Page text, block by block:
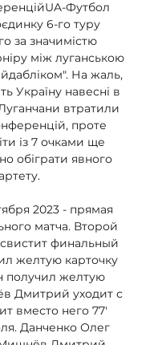
Футбол
6-го туру
за значимістю
між луганською
На жаль,
Україну навесні в
втратили
проте
із 7 очками ще
обіграти явного
2023 - прямая
матча. Второй
финальный
желтую карточку
получил желтую
Дмитрий уходит с
вместо него 77'
Данченко Олег